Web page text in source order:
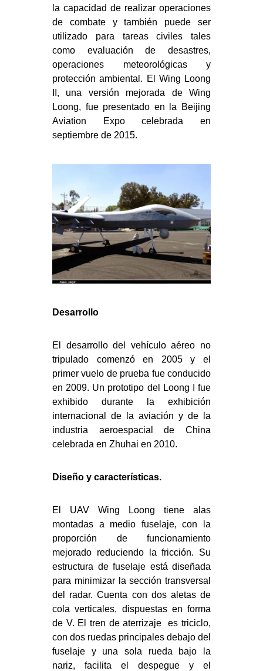
la capacidad de realizar operaciones
de combate y también puede ser
utilizado para tareas civiles tales
como evaluación de desastres,
operaciones meteorológicas y
protección ambiental. El Wing Loong
II, una versión mejorada de Wing
Loong, fue presentado en la Beijing
Aviation Expo celebrada en
septiembre de 2015.
Desarrollo
El desarrollo del vehículo aéreo no
tripulado comenzó en 2005 y el
primer vuelo de prueba fue conducido
en 2009. Un prototipo del Loong I fue
exhibido durante la exhibición
internacional de la aviación y de la
industria aeroespacial de China
celebrada en Zhuhai en 2010.
Diseño y características.
El UAV Wing Loong tiene alas
montadas a medio fuselaje, con la
proporción de funcionamiento
mejorado reduciendo la fricción. Su
estructura de fuselaje está diseñada
para minimizar la sección transversal
del radar. Cuenta con dos aletas de
cola verticales, dispuestas en forma
de V. El tren de aterrizaje es triciclo,
con dos ruedas principales debajo del
fuselaje y una sola rueda bajo la
nariz, facilita el despegue y el